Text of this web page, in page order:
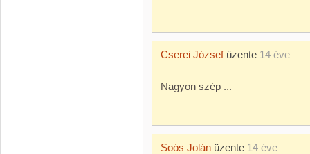
Cserei Józsefüzente 14 éve
Nagyon szép ...
Soós Jolán üzente 14 éve